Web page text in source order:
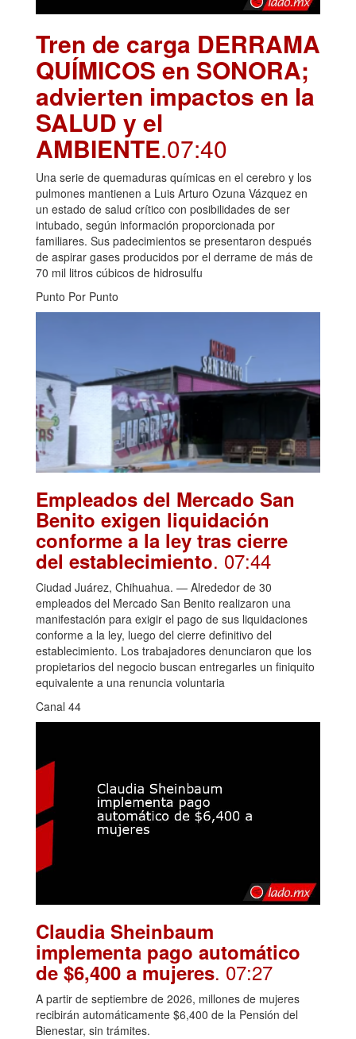
Tren de carga DERRAMA
QUÍMICOS en SONORA;
advierten impactos en la
SALUD y el
AMBIENTE.07:40
Una serie de quemaduras químicas en el cerebro y los
pulmones mantienen a Luis Arturo Ozuna Vázquez en
un estado de salud crítico con posibilidades de ser
intubado, según información proporcionada por
familiares. Sus padecimientos se presentaron después
de aspirar gases producidos por el derrame de más de
70 mil litros cúbicos de hidrosulfu
Punto Por Punto
Empleados del Mercado San
Benito exigen liquidación
conforme a la ley tras cierre
del establecimiento. 07:44
Ciudad Juárez, Chihuahua. — Alrededor de 30
empleados del Mercado San Benito realizaron una
manifestación para exigir el pago de sus liquidaciones
conforme a la ley, luego del cierre definitivo del
establecimiento. Los trabajadores denunciaron que los
propietarios del negocio buscan entregarles un finiquito
equivalente a una renuncia voluntaria
Canal 44
Claudia Sheinbaum
implementa pago automático
de $6,400 a mujeres. 07:27
A partir de septiembre de 2026, millones de mujeres
recibirán automáticamente $6,400 de la Pensión del
Bienestar, sin trámites.